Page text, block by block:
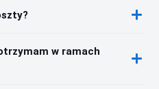
w ramach